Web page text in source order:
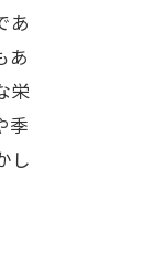
あ
あ
栄
季
し